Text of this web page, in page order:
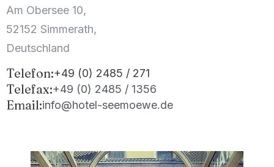
Am Obersee 10,
52152 Simmerath,
Deutschland
Telefon:+49 (0) 2485 / 271
Telefax:+49 (0) 2485 / 1356
Email:info@hotel-seemoewe.de